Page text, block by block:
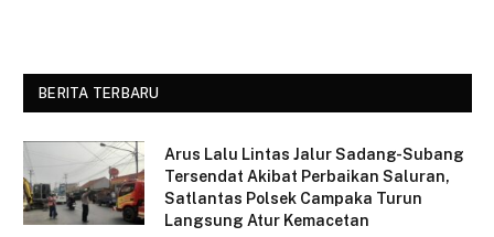
BERITA TERBARU
Arus Lalu Lintas Jalur Sadang-Subang
Tersendat Akibat Perbaikan Saluran,
Satlantas Polsek Campaka Turun
Langsung Atur Kemacetan